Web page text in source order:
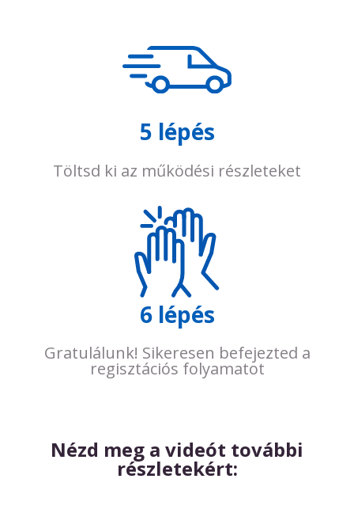
5 lépés
Töltsd ki az működési részleteket
6 lépés
Gratulálunk! Sikeresen befejezted a
regisztációs folyamatot
Nézd meg a videót további
részletekért: